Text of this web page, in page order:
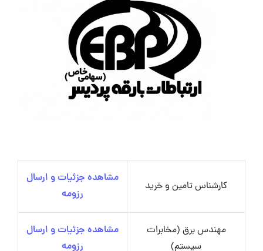
کارشناس تامین و خرید
مشاهده جزئیات و ارسال
رزومه
مهندس برق (مخابرات
سیستم)
مشاهده جزئیات و ارسال
رزومه